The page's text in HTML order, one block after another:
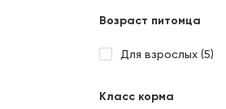
Возраст питомца
Для взрослых (5)
Класс корма